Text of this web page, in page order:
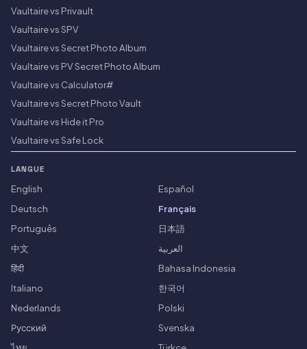
Vaultaire vs Privault
Vaultaire vs SPV
Vaultaire vs Secret Photo Album
Vaultaire vs PV Secret Photo Album
Vaultaire vs Calculator#
Vaultaire vs Secret Photo Vault
Vaultaire vs Hide it Pro
Vaultaire vs Safe Lock
LANGUE
English
Español
Deutsch
Français
Português
日本語
中文
العربية
हिंदी
Bahasa Indonesia
Italiano
한국어
Nederlands
Polski
Русский
Svenska